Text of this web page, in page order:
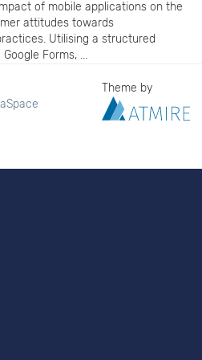
of mobile applications on the
attitudes towards
Utilising a structured
Forms, ...
Theme by